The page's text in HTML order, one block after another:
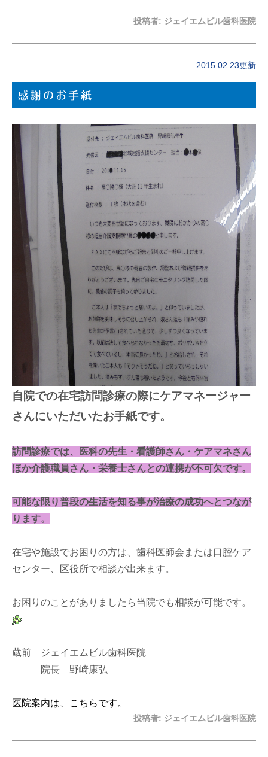
投稿者: ジェイエムビル歯科医院
2015.02.23更新
感謝のお手紙
自院での在宅訪問診療の際にケアマネージャー
さんにいただいたお手紙です。
訪問診療では、医科の先生・看護師さん・ケアマネさん
ほか介護職員さん・栄養士さんとの連携が不可欠です。
可能な限り普段の生活を知る事が治療の成功へとつなが
ります。
在宅や施設でお困りの方は、歯科医師会または口腔ケア
センター、区役所で相談が出来ます。
お困りのことがありましたら当院でも相談が可能です。
蔵前 ジェイエムビル歯科医院
院長 野崎康弘
医院案内は、こちらです。
投稿者: ジェイエムビル歯科医院